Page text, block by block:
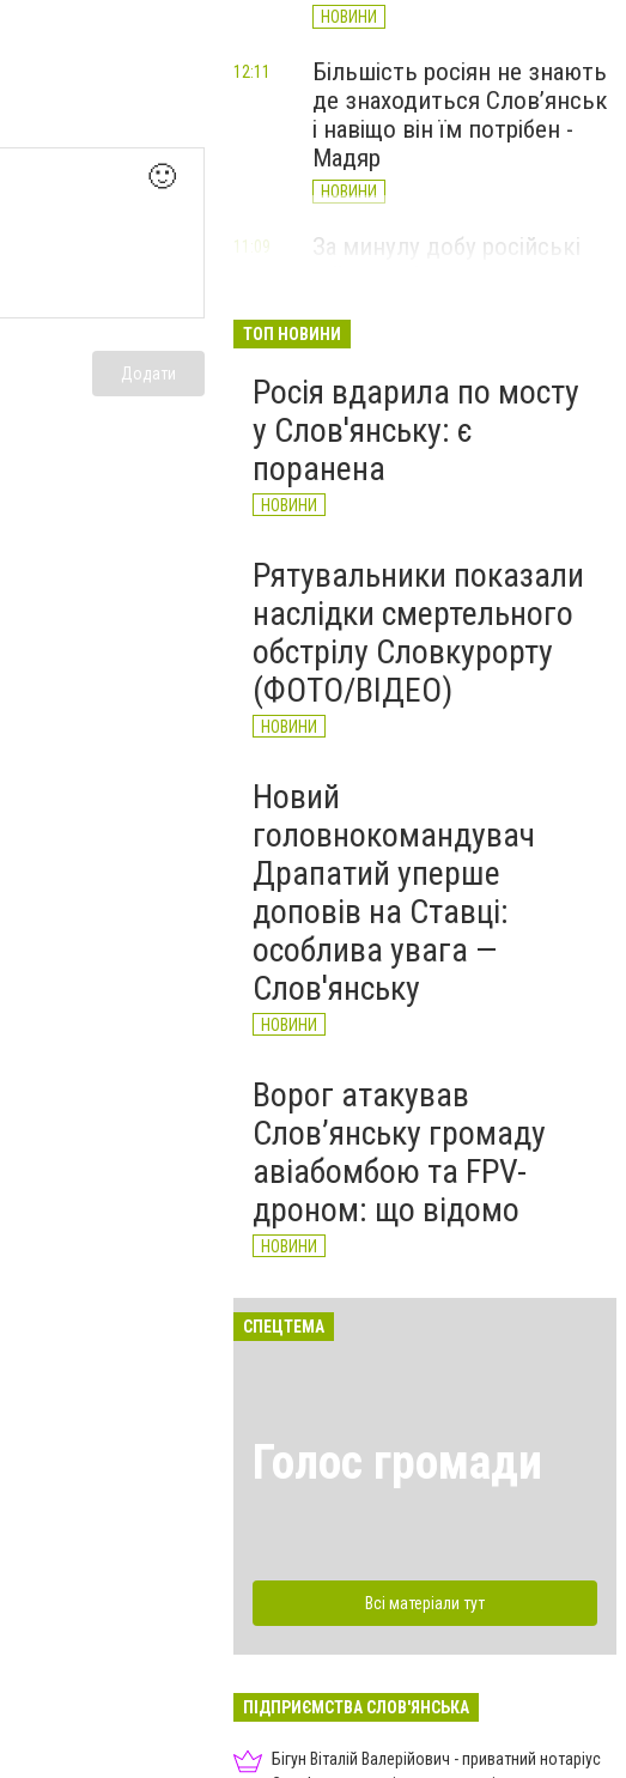
🙂
Додати
НОВИНИ
Більшість росіян не знають
де знаходиться Слов’янськ
і навіщо він їм потрібен -
Мадяр
НОВИНИ
12:11
За минулу добу російські
великої війни: 6 серпня
11:09
ТОП НОВИНИ
Росія вдарила по мосту
у Слов'янську: є
поранена
НОВИНИ
Рятувальники показали
наслідки смертельного
обстрілу Словкурорту
(ФОТО/ВІДЕО)
НОВИНИ
Новий
головнокомандувач
Драпатий уперше
доповів на Ставці:
особлива увага —
Слов'янську
НОВИНИ
Ворог атакував
Слов’янську громаду
авіабомбою та FPV-
дроном: що відомо
НОВИНИ
СПЕЦТЕМА
Голос громади
Всі матеріали тут
ПІДПРИЄМСТВА СЛОВ'ЯНСЬКА
Бігун Віталій Валерійович - приватний нотаріус